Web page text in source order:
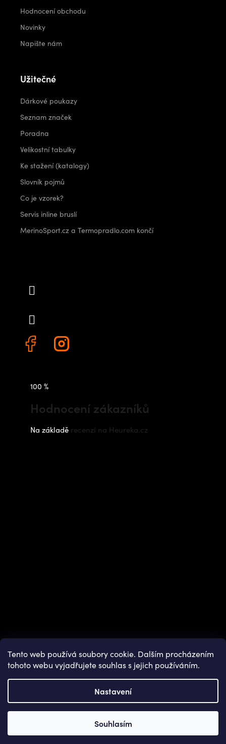
Tento web používá soubory cookie. Dalším procházením
tohoto webu vyjadřujete souhlas s jejich používáním.
Nastavení
Souhlasím
Hodnocení obchodu
Novinky
Napište nám
Užitečné
Dárkové poukazy
Seznam značek
Poradna
Velikostní tabulky
Ke stažení (katalogy)
Slovník pojmů
Co je vzorek?
Servis inline bruslí
MerinoSport.cz a Termopradlo.com končí
100 %
Hodnocení zákazníků
Na základě recenzí na Heureka.cz
Vytvořil Shoptet
Copyright 2026OUTDOOR SHOPS. Všechna práva vyhrazena.